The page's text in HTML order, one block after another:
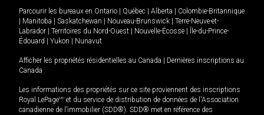
Parcourir les bureaux en Ontario Québec Alberta
Colombie-Britannique
Manitoba Saskatchewan Nouveau-Brunswick
Terre-Neuve-et-
Labrador
Territoires du Nord-Ouest Nouvelle-Écosse
Île-du-Prince-
Édouard
Yukon Nunavut
Afficher les propriétés résidentielles au Canada
Dernières inscriptions au
Canada
Les informations des propriétés sur ce site proviennent des inscriptions
Royal LePageMD et du service de distribution de données de l'Association
canadienne de l’immobilier (SDD®). SDD® met en référence des